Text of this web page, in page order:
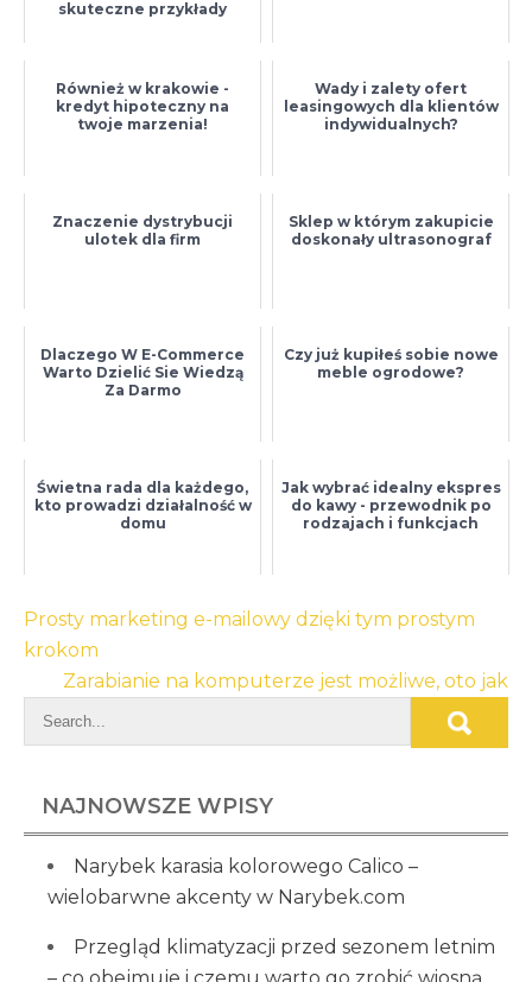
skuteczne przykłady
Również w krakowie -
kredyt hipoteczny na
twoje marzenia!
Wady i zalety ofert
leasingowych dla klientów
indywidualnych?
Znaczenie dystrybucji
ulotek dla firm
Sklep w którym zakupicie
doskonały ultrasonograf
Dlaczego W E-Commerce
Warto Dzielić Sie Wiedzą
Za Darmo
Czy już kupiłeś sobie nowe
meble ogrodowe?
Świetna rada dla każdego,
kto prowadzi działalność w
domu
Jak wybrać idealny ekspres
do kawy - przewodnik po
rodzajach i funkcjach
Nawigacja
wpisu
Prosty marketing e-mailowy dzięki tym prostym
krokom
Zarabianie na komputerze jest możliwe, oto jak
NAJNOWSZE WPISY
Narybek karasia kolorowego Calico –
wielobarwne akcenty w Narybek.com
Przegląd klimatyzacji przed sezonem letnim
– co obejmuje i czemu warto go zrobić wiosną